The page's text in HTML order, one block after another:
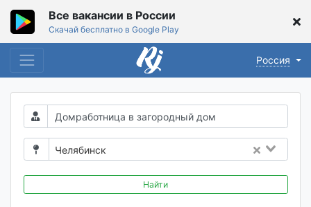
Все вакансии в России
Скачай бесплатно в Google Play
Россия
Челябинск
Найти